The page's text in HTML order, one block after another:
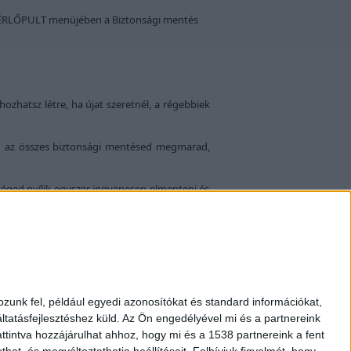
fel, például egyedi azonosítókat és standard információkat,
küld. Az Ön engedélyével mi és a partnereink
hozzájárulhat ahhoz, hogy mi és a 1538 partnereink a fent
menüjében a Biztonsági mentés
létre, ha újat szeretnél, a régebbiek
összes biztonsági mentésed megmarad,
nyílik egyszer ingyenesen elmenteni és
Mit nem szabad?
Mikor van esélyem?